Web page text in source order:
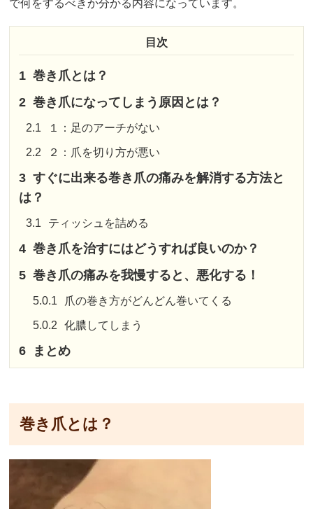
で何をするべきか分かる内容になっています。
目次
1 巻き爪とは？
2 巻き爪になってしまう原因とは？
2.1 １：足のアーチがない
2.2 ２：爪を切り方が悪い
3 すぐに出来る巻き爪の痛みを解消する方法と
は？
3.1 ティッシュを詰める
4 巻き爪を治すにはどうすれば良いのか？
5 巻き爪の痛みを我慢すると、悪化する！
5.0.1 爪の巻き方がどんどん巻いてくる
5.0.2 化膿してしまう
6 まとめ
巻き爪とは？